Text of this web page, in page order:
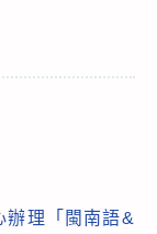
辦理「閩南語&